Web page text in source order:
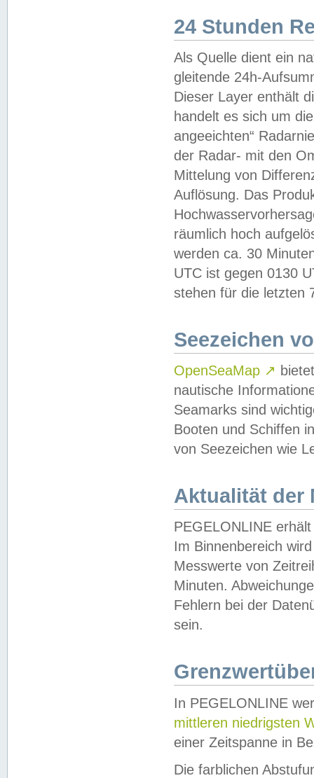
24 Stunden
Als Quelle dient ein
gleitende 24h-
Dieser Layer enthält
handelt es sich um
angeeichten“
der Radar- mit den
Mittelung von
Auflösung. Das
räumlich hoch
werden ca. 30
UTC ist gegen 0130
stehen für die letzten
Seezeichen
OpenSeaMap ↗
nautische
Seamarks sind
Booten und Schiffen
von Seezeichen wie
Aktualität der
PEGELONLINE
Im Binnenbereich
Messwerte von
Minuten.
Fehlern bei der
sein.
In PEGELONLINE
mittleren niedrigsten
einer Zeitspanne in
Die farblichen